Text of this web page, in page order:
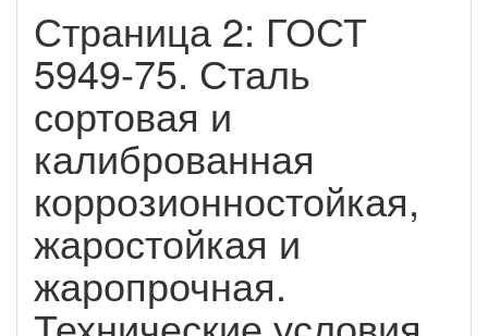
Страница 2: ГОСТ
5949-75. Сталь
сортовая и
калиброванная
коррозионностойкая,
жаростойкая и
жаропрочная.